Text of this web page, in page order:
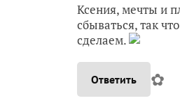
Ксения, мечты и
сбываться, так
сделаем.
Ответить ✿